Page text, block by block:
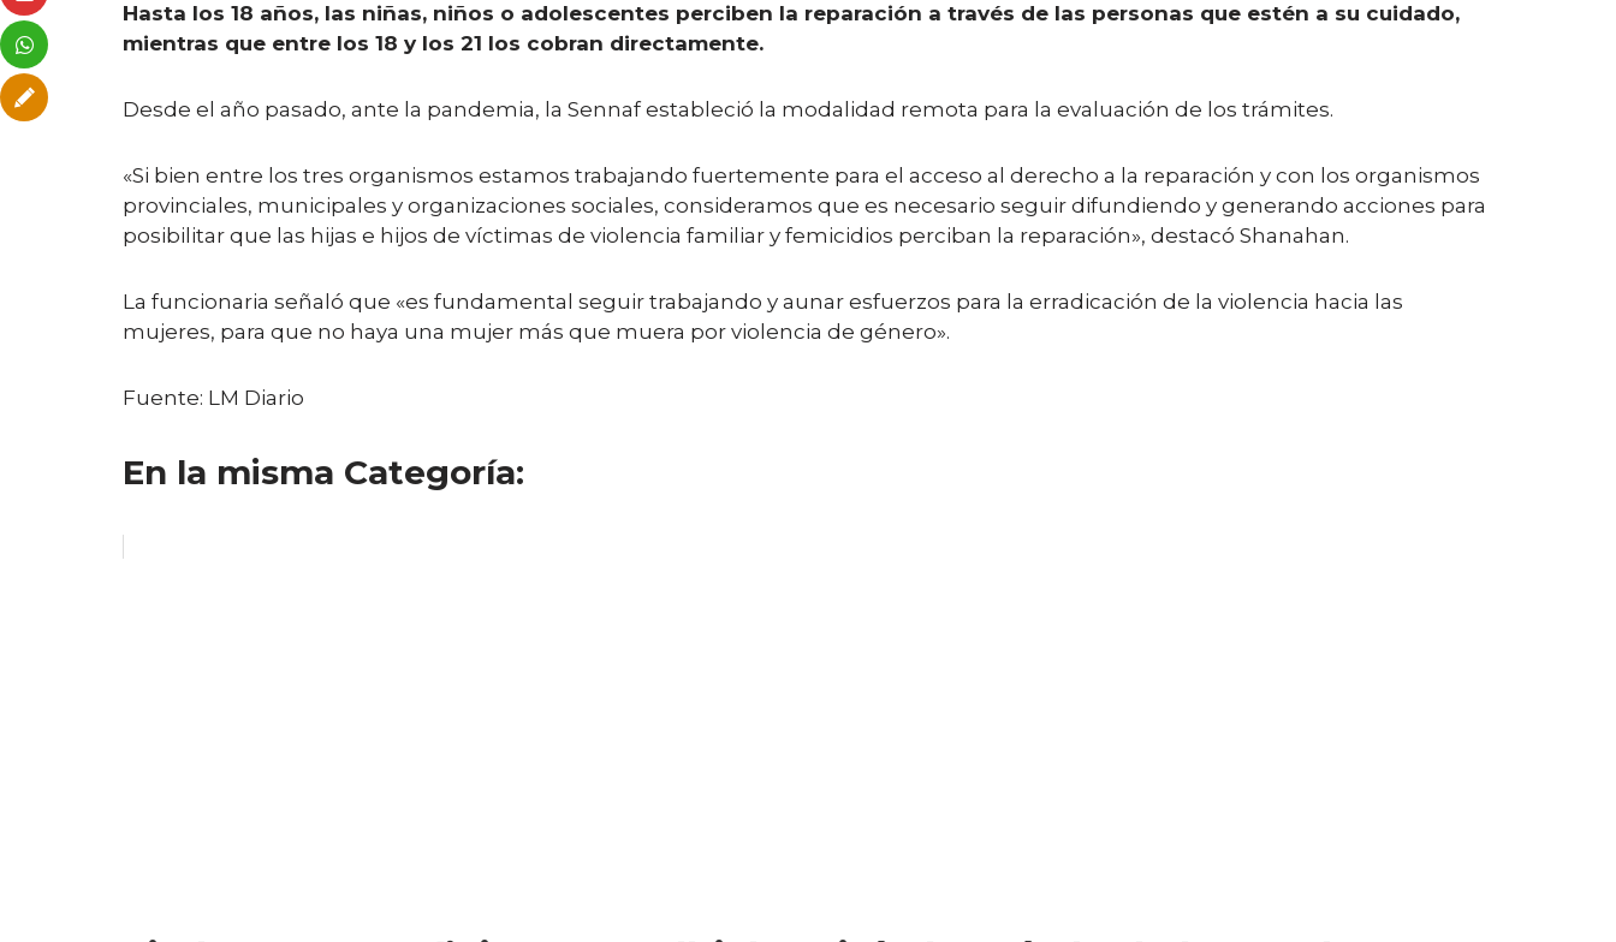
Hasta los 18 años, las niñas, niños o adolescentes perciben la reparación a través de las personas que estén a su cuidado,
mientras que entre los 18 y los 21 los cobran directamente.
Desde el año pasado, ante la pandemia, la Sennaf estableció la modalidad remota para la evaluación de los trámites.
«Si bien entre los tres organismos estamos trabajando fuertemente para el acceso al derecho a la reparación y con los organismos
provinciales, municipales y organizaciones sociales, consideramos que es necesario seguir difundiendo y generando acciones para
posibilitar que las hijas e hijos de víctimas de violencia familiar y femicidios perciban la reparación», destacó Shanahan.
La funcionaria señaló que «es fundamental seguir trabajando y aunar esfuerzos para la erradicación de la violencia hacia las
mujeres, para que no haya una mujer más que muera por violencia de género».
Fuente: LM Diario
En la misma Categoría: